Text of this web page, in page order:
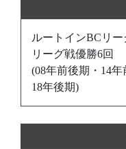
ルートインBCリ
リーグ戦優勝6回
(08年前後期・14年
18年後期)